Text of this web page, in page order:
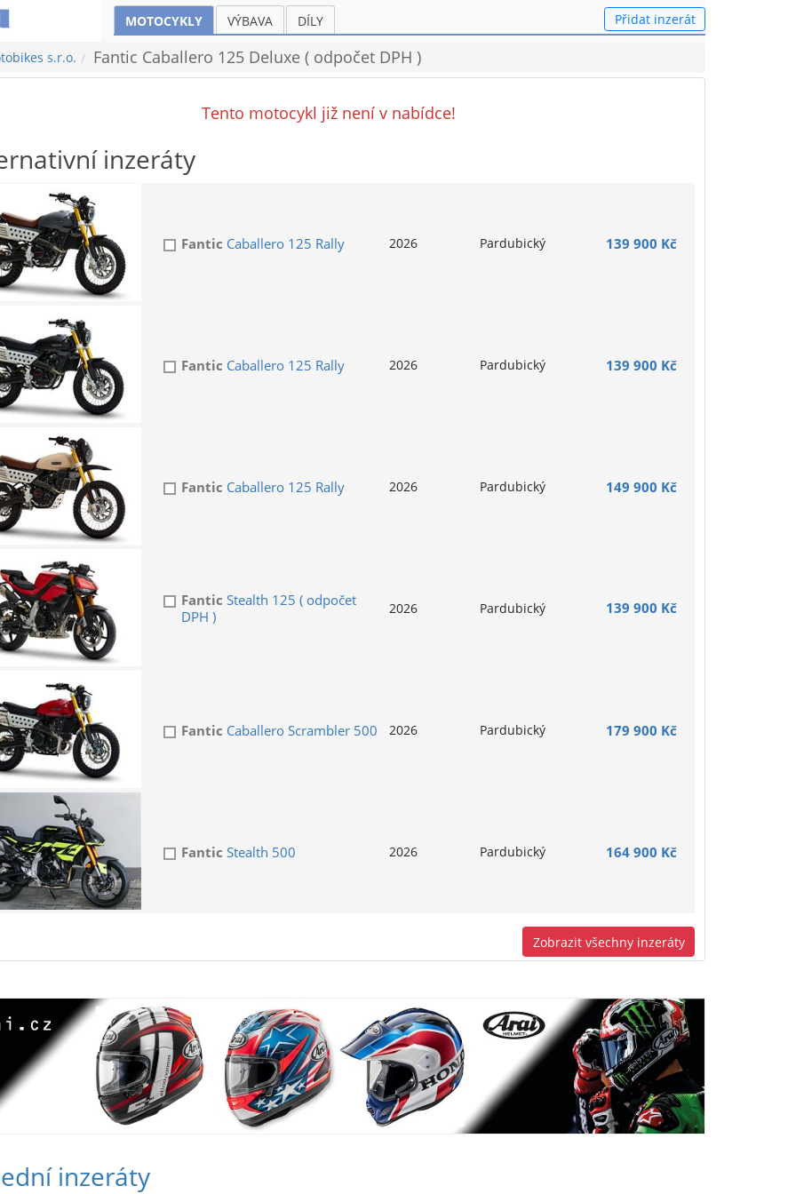
MOTOCYKLY VÝBAVA DÍLY Přidat inzerát
s.r.o. Fantic Caballero 125 Deluxe ( odpočet DPH )
Tento motocykl již není v nabídce!
inzeráty
Fantic Caballero 125 Rally 2026 Pardubický 139 900 Kč
Fantic Caballero 125 Rally 2026 Pardubický 139 900 Kč
Fantic Caballero 125 Rally 2026 Pardubický 149 900 Kč
Fantic Stealth 125 ( odpočet
DPH )
2026 Pardubický 139 900 Kč
Fantic Caballero Scrambler 500 2026 Pardubický 179 900 Kč
Fantic Stealth 500 2026 Pardubický 164 900 Kč
Zobrazit všechny inzeráty
inzeráty